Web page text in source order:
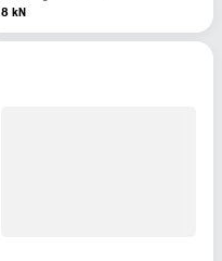
8 kN